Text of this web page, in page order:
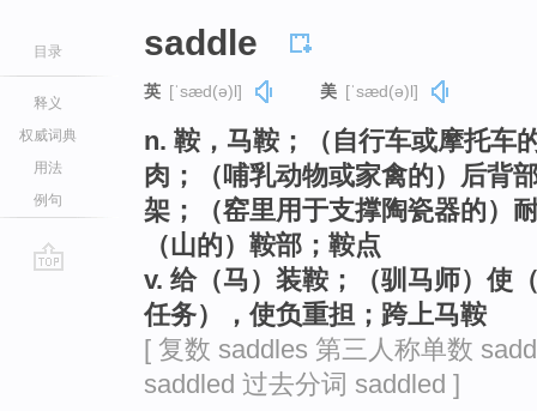
目录
释义
权威词典
用法
例句
saddle
英 [ˈsæd(ə)l] 美 [ˈsæd(ə)l]
n. 鞍，马鞍；（自行车或摩托车
肉；（哺乳动物或家禽的）后背
架；（窑里用于支撑陶瓷器的）
（山的）鞍部；鞍点
v. 给（马）装鞍；（驯马师）使
任务），使负重担；跨上马鞍
[ 复数 saddles 第三人称单数
saddled 过去分词 saddled ]